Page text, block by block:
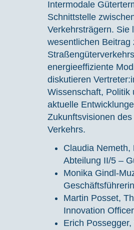
Intermodale
Schnittstelle
Verkehrsträgern. Sie
wesentlichen Beitrag
energieeffiziente
diskutieren
Wissenschaft, Politik
aktuelle
Zukunftsvisionen
Verkehrs.
Claudia Nemeth,
Abteilung II/5 –
Monika Gindl-
Geschäftsführerin
Martin Posset,
Innovation Officer
Erich Possegger,